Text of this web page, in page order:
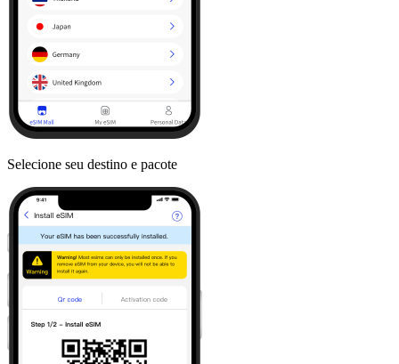
Selecione seu destino e pacote